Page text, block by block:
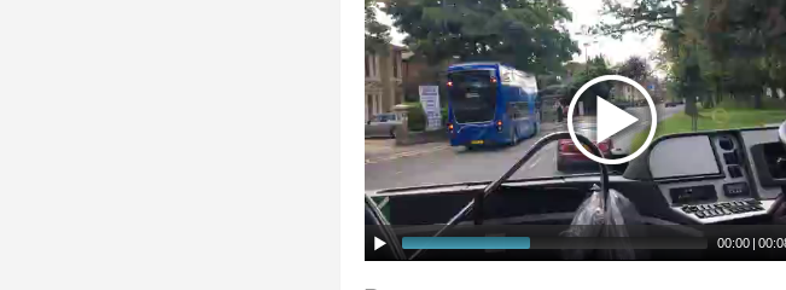
00:00 |